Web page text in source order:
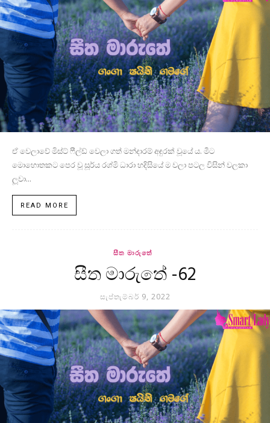
ඒ වෙලාවේ මිස්ට් ෆීල්ඩ් වෙලා ගත් මන්දාරම් අඳුරක් වූයේ ය. මීට
මොහොතකට පෙර වූ සූර්ය රශ්මි ධාරා හදිසියේ ම වලා පටල විසින් වලකා
ලූවා...
READ MORE
සීත මාරුතේ
සීත මාරුතේ -62
සැප්තැම්බර් 9, 2022